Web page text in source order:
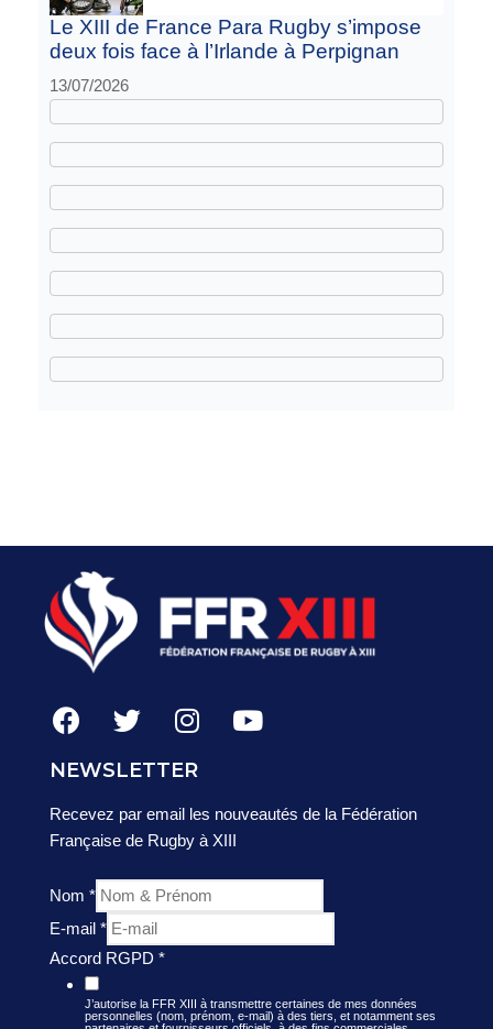
Le XIII de France Para Rugby s’impose
deux fois face à l’Irlande à Perpignan
13/07/2026
NEWSLETTER
Recevez par email les nouveautés de la Fédération
Française de Rugby à XIII
Nom *
E-mail *
Accord RGPD *
J’autorise la FFR XIII à transmettre certaines de mes données
personnelles (nom, prénom, e-mail) à des tiers, et notamment ses